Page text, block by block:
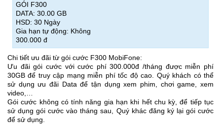
GÓI F300
DATA: 30.00 GB
HSD: 30 Ngày
Gia hạn tự động: Không
300.000 đ
Chi tiết ưu đãi từ gói cước F300 MobiFone:
Ưu đãi gói cước với cước phí 300.000đ /tháng được miễn phí
30GB để truy cập mạng miễn phí tốc độ cao. Quý khách có thể
sử dụng ưu đãi Data để tận dụng xem phim, chơi game, xem
video,…
Gói cước không có tính năng gia hạn khi hết chu kỳ, để tiếp tục
sử dụng gói cước vào tháng sau, Quý khác đăng ký lại gói cước
để sử dụng.